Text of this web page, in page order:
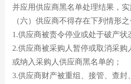
并应用供应商黑名单处理结果，实
（六）供应商不得存在下列情形之
1.供应商被责令停业或处于破产状
2.供应商被采购人暂停或取消采购
或纳入采购人供应商黑名单的；
3.供应商财产被重组、接管、查封